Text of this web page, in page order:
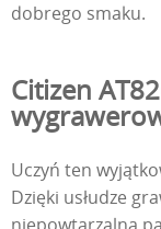
dobrego smaku.
Citizen
Uczyń ten
Dzięki usłudze